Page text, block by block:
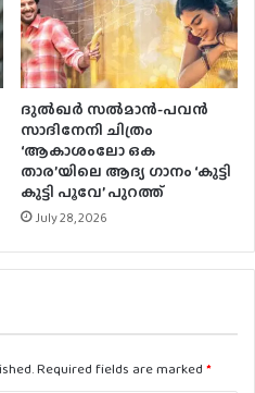
ദുല്‍ഖര്‍ സല്‍മാന്‍-പവന്‍
സാദിനേനി ചിത്രം
‘ആകാശംലോ ഒക
താര’യിലെ ആദ്യ ഗാനം ‘കുട്ടി
കുട്ടി പൂവേ’ പുറത്ത്
July 28, 2026
Required fields are marked *